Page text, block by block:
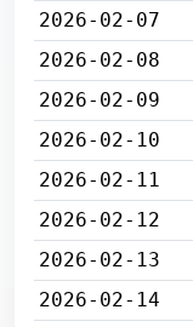
2026-02-07
2026-02-08
2026-02-09
2026-02-10
2026-02-11
2026-02-12
2026-02-13
2026-02-14